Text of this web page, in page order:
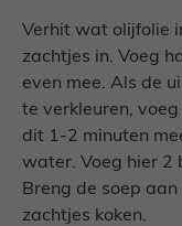
Verhit wat olijfolie
zachtjes in. Voeg
even mee. Als de
te verkleuren,
dit 1-2 minuten
water. Voeg hier 2
Breng de soep
zachtjes koken.